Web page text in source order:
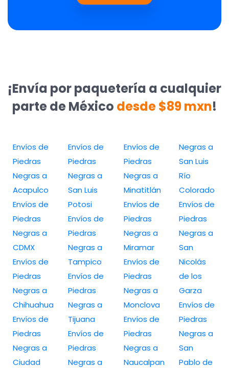
¡Envía por paquetería a cualquier
parte de México desde $89 mxn!
Envíos de
Piedras
Negras a
Acapulco
Envíos de
Piedras
Negras a
CDMX
Envíos de
Piedras
Negras a
Chihuahua
Envíos de
Piedras
Negras a
Ciudad
Envíos de
Piedras
Negras a
San Luis
Potosi
Envíos de
Piedras
Negras a
Tampico
Envíos de
Piedras
Negras a
Tijuana
Envíos de
Piedras
Negras a
Envíos de
Piedras
Negras a
Minatitlán
Envíos de
Piedras
Negras a
Miramar
Envíos de
Piedras
Negras a
Monclova
Envíos de
Piedras
Negras a
Naucalpan
Negras a
San Luis
Río
Colorado
Envíos de
Piedras
Negras a
San
Nicolás
de los
Garza
Envíos de
Piedras
Negras a
San
Pablo de